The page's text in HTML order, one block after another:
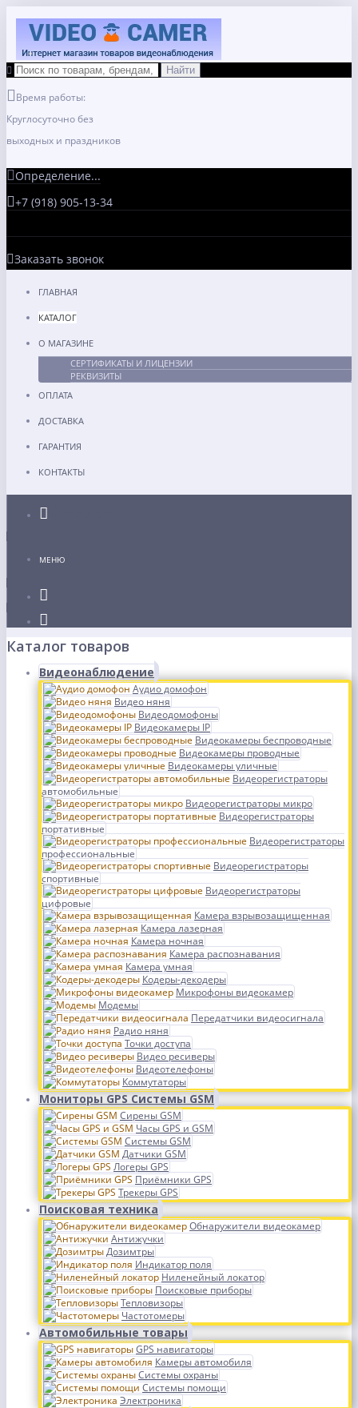
Время работы:
Круглосуточно без
выходных и праздников
Определение...
+7 (918) 905-13-34
Заказать звонок
ГЛАВНАЯ
КАТАЛОГ
О МАГАЗИНЕ
СЕРТИФИКАТЫ И ЛИЦЕНЗИИ
РЕКВИЗИТЫ
ОПЛАТА
ДОСТАВКА
ГАРАНТИЯ
КОНТАКТЫ
МЕНЮ
Каталог товаров
Видеонаблюдение
Аудио домофон
Видео няня
Видеодомофоны
Видеокамеры IP
Видеокамеры беспроводные
Видеокамеры проводные
Видеокамеры уличные
Видеорегистраторы
автомобильные
Видеорегистраторы микро
Видеорегистраторы
портативные
Видеорегистраторы
профессиональные
Видеорегистраторы
спортивные
Видеорегистраторы
цифровые
Камера взрывозащищенная
Камера лазерная
Камера ночная
Камера распознавания
Камера умная
Кодеры-декодеры
Микрофоны видеокамер
Модемы
Передатчики видеосигнала
Радио няня
Точки доступа
Видео ресиверы
Видеотелефоны
Коммутаторы
Мониторы GPS Системы GSM
Сирены GSM
Часы GPS и GSM
Системы GSM
Датчики GSM
Логеры GPS
Приёмники GPS
Трекеры GPS
Поисковая техника
Обнаружители видеокамер
Антижучки
Дозимтры
Индикатор поля
Ниленейный локатор
Поисковые приборы
Тепловизоры
Частотомеры
Автомобильные товары
GPS навигаторы
Камеры автомобиля
Системы охраны
Системы помощи
Электроника